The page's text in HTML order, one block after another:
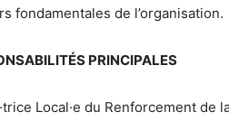
fondamentales de l’organisation.
PRINCIPALES
Local·e du Renforcement de